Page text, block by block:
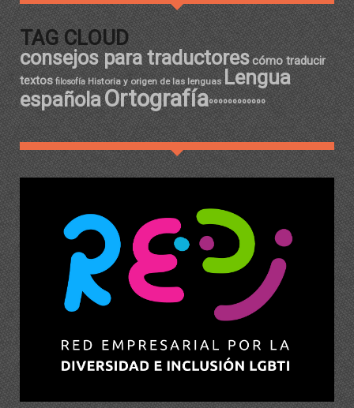
TAG CLOUD
consejos para traductorescómo traducir
textos filosofía Historia y origen de las lenguas Lengua
españolaOrtografíaºººººººººººº